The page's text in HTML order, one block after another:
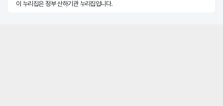
이 누리집은 정부 산하기관 누리집입니다.